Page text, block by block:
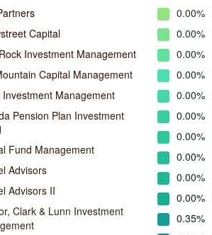
Capital
Investment Management
Capital Management
Investment Management
Pension Plan Investment
Fund Management
Advisors
Advisors II
Clark & Lunn Investment
0.00%
0.00%
0.00%
0.00%
0.00%
0.00%
0.00%
0.00%
0.00%
0.00%
0.35%